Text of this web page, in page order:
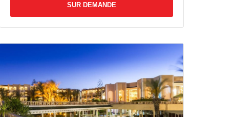
SUR DEMANDE